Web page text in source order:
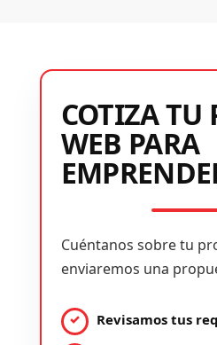
COTIZA TU
WEB PARA
Cuéntanos sobre tu
enviaremos una
Revisamos tus